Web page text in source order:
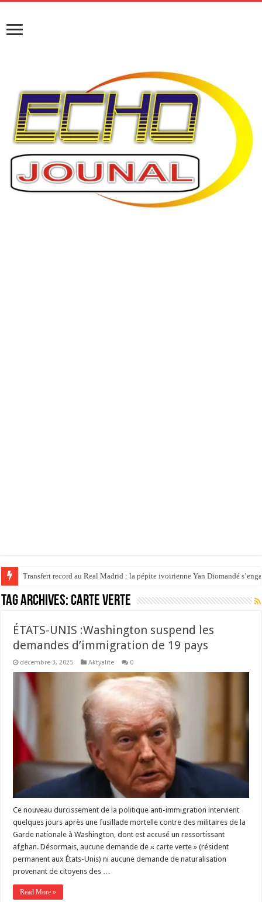
Transfert record au Real Madrid : la pépite ivoirienne Yan Diomandé
Tag Archives:CARTE VERTE
ÉTATS-UNIS :Washington suspend les
demandes d’immigration de 19 pays
décembre 3, 2025 Aktyalite 0
Ce nouveau durcissement de la politique anti-immigration intervient
quelques jours après une fusillade mortelle contre des militaires de la
Garde nationale à Washington, dont est accusé un ressortissant
afghan. Désormais, aucune demande de « carte verte » (résident
permanent aux États-Unis) ni aucune demande de naturalisation
provenant de citoyens des …
Read More »